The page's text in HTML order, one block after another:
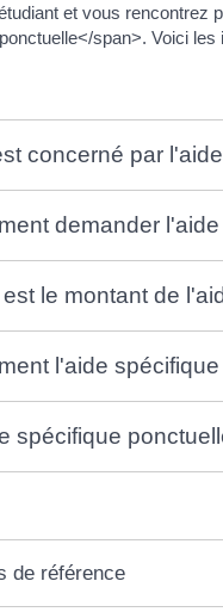
et vous rencontrez
span>. Voici
concerné par
demander
le montant de
l'aide
spécifique
de référence